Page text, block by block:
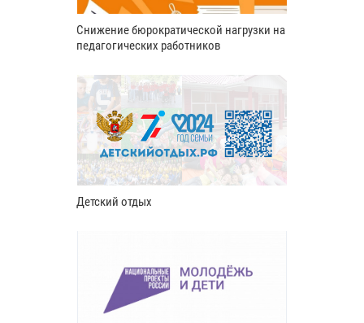
Снижение бюрократической нагрузки на
педагогических работников
Детский отдых